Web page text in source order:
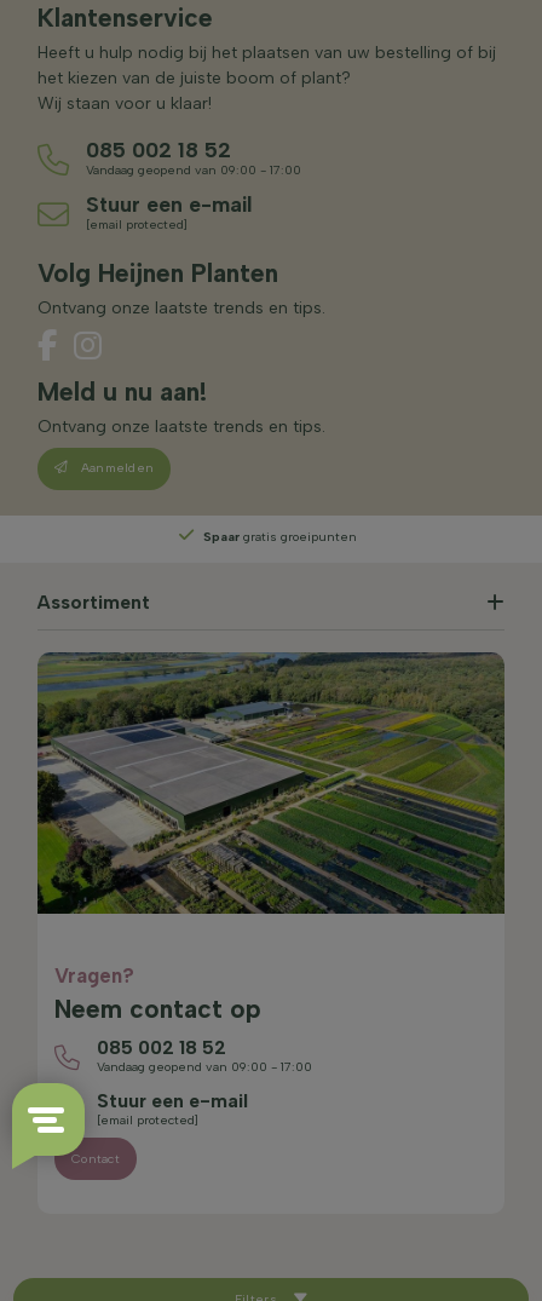
Klantenservice
Heeft u hulp nodig bij het plaatsen van uw bestelling of bij
het kiezen van de juiste boom of plant?
Wij staan voor u klaar!
085 002 18 52
Vandaag geopend van 09:00 - 17:00
Stuur een e-mail
[email protected]
Volg Heijnen Planten
Ontvang onze laatste trends en tips.
Meld u nu aan!
Ontvang onze laatste trends en tips.
Aanmelden
Spaargratis groeipunten
Assortiment
Vragen?
Neem contact op
085 002 18 52
Vandaag geopend van 09:00 - 17:00
Stuur een e-mail
[email protected]
Contact